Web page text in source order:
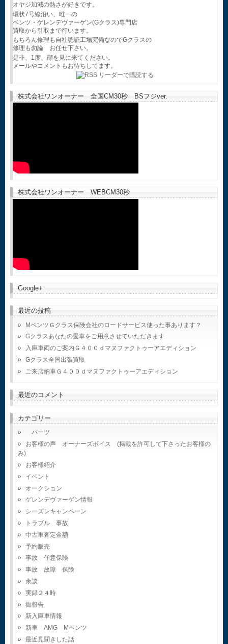
オヤジ加減の熱さが好きです。
環状7号線沿い、唯一の
ベンツ・ゲレンデヴァーゲン(Gクラス)専門店
買取から引取まで行います。
もちろん修理も自社認証工場完備なのでGクラスの
修理も勿論 お任せ下さい。
是非、1度、顔を見に来てください。
メールやコメントもお待ちしてます。
株式会社ワンオーナー 全国CM30秒 BSフジver.
株式会社ワンオーナー WEBCM30秒
Google+
最近の投稿
MベンツＧクラス保険会社のロードサービス使った事あります？
Gクラスあなたの愛車をご用意させていただきます
入庫車両のご案内Ｇ４００ｄマヌファクトゥーアエディション
Gクラス全国出張買取
ご来店納車Ｇ４００ｄマヌファクトゥーアエディション
最近のコメント
カテゴリー
パーツ
お客様の声 オーナーズボイス (掲載を許可して下さったお客様の
み)
お客様紹介
イベント
オークション
ゲレンデヴァーゲン情報
シーズンキャンペーン
トラブル 事故
中古車査定金額
予約販売
事故 任意保険
事故 故障 保険
余談
実録２４時
御報告
新入庫車情報
新車 AMG Mベンツ
最近見聞きした話